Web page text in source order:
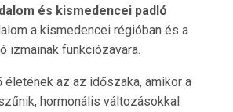
és kismedencei padló
a kismedencei régióban és a
izmainak funkciózavara.
életének az az időszaka, amikor a
hormonális változásokkal